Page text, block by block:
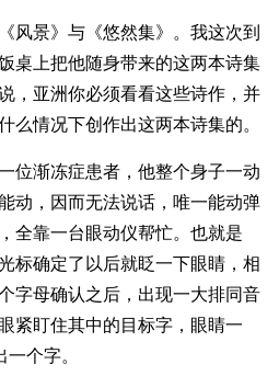
景》与《悠然集》。我这次到
桌上把他随身带来的这两本诗集
，亚洲你必须看看这些诗作，并
么情况下创作出这两本诗集的。
渐冻症患者，他整个身子一动
动，因而无法说话，唯一能动弹
全靠一台眼动仪帮忙。也就是
标确定了以后就眨一下眼睛，相
字母确认之后，出现一大排同音
紧盯住其中的目标字，眼睛一
一个字。